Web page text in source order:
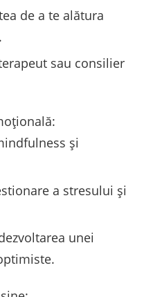
de a te alătura
sau consilier
și
a stresului și
unei